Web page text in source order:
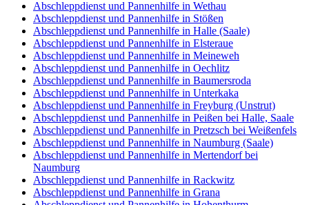
Abschleppdienst und Pannenhilfe in Wethau
Abschleppdienst und Pannenhilfe in Stößen
Abschleppdienst und Pannenhilfe in Halle (Saale)
Abschleppdienst und Pannenhilfe in Elsteraue
Abschleppdienst und Pannenhilfe in Meineweh
Abschleppdienst und Pannenhilfe in Oechlitz
Abschleppdienst und Pannenhilfe in Baumersroda
Abschleppdienst und Pannenhilfe in Unterkaka
Abschleppdienst und Pannenhilfe in Freyburg (Unstrut)
Abschleppdienst und Pannenhilfe in Peißen bei Halle, Saale
Abschleppdienst und Pannenhilfe in Pretzsch bei Weißenfels
Abschleppdienst und Pannenhilfe in Naumburg (Saale)
Abschleppdienst und Pannenhilfe in Mertendorf bei
Naumburg
Abschleppdienst und Pannenhilfe in Rackwitz
Abschleppdienst und Pannenhilfe in Grana